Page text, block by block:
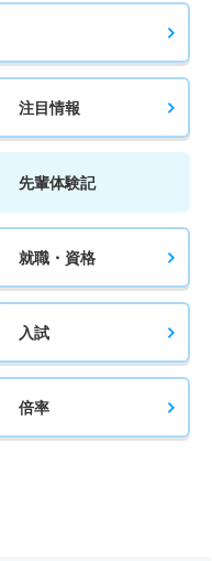
注目情報
先輩体験記
就職・資格
入試
倍率